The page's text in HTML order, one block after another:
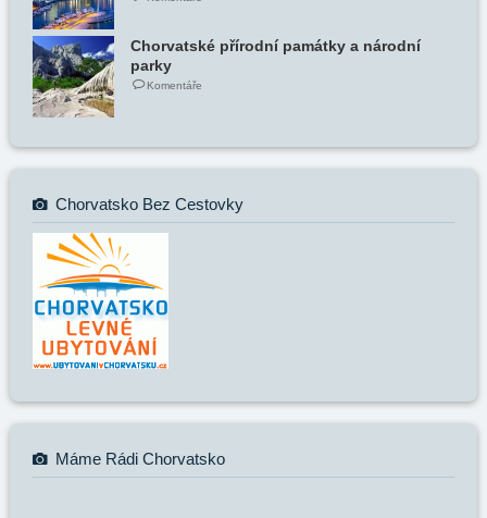
Chorvatské přírodní památky a národní
parky
Komentáře
Chorvatsko Bez Cestovky
Máme Rádi Chorvatsko